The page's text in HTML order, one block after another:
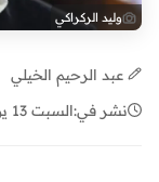
وليد الركراكي
عبد الرحيم الخيلي
نشر في:السبت 13 يونيو 2026 - 13:12